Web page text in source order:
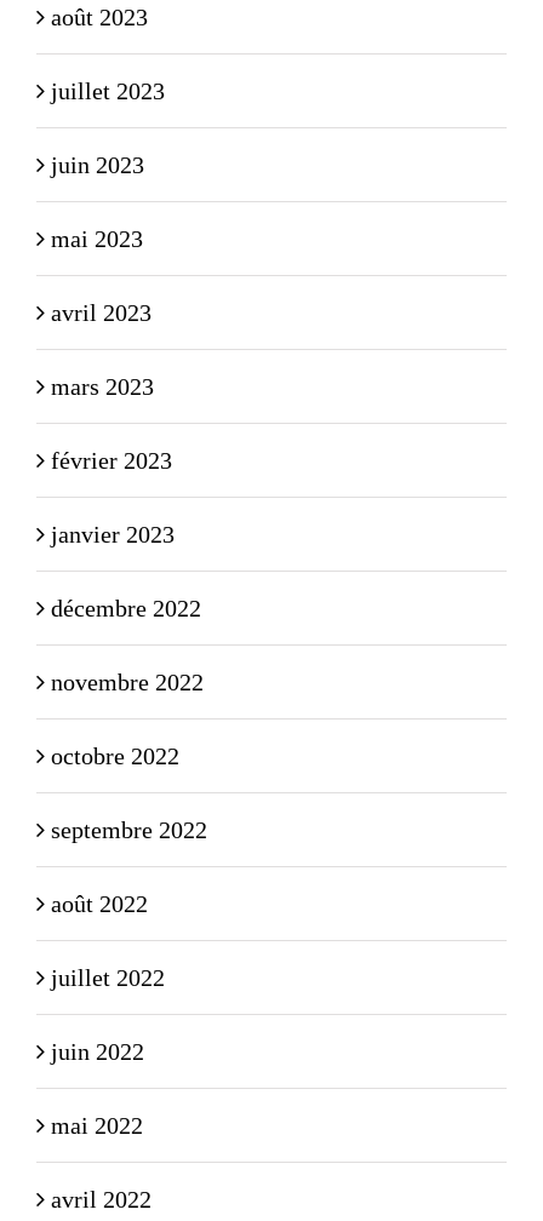
août 2023
juillet 2023
juin 2023
mai 2023
avril 2023
mars 2023
février 2023
janvier 2023
décembre 2022
novembre 2022
octobre 2022
septembre 2022
août 2022
juillet 2022
juin 2022
mai 2022
avril 2022